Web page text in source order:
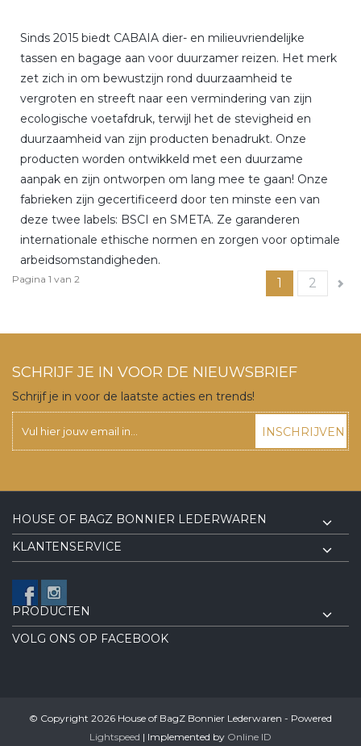
Sinds 2015 biedt CABAIA dier- en milieuvriendelijke
tassen en bagage aan voor duurzamer reizen. Het merk
zet zich in om bewustzijn rond duurzaamheid te
vergroten en streeft naar een vermindering van zijn
ecologische voetafdruk, terwijl het de stevigheid en
duurzaamheid van zijn producten benadrukt. Onze
producten worden ontwikkeld met een duurzame
aanpak en zijn ontworpen om lang mee te gaan! Onze
fabrieken zijn gecertificeerd door ten minste een van
deze twee labels: BSCI en SMETA. Ze garanderen
internationale ethische normen en zorgen voor optimale
arbeidsomstandigheden.
Pagina 1 van 2 1 2
SCHRIJF JE IN VOOR DE NIEUWSBRIEF
Schrijf je in voor de laatste acties en trends!
INSCHRIJVEN
HOUSE OF BAGZ BONNIER LEDERWAREN
KLANTENSERVICE
PRODUCTEN
VOLG ONS OP FACEBOOK
© Copyright 2026 House of BagZ Bonnier Lederwaren - Powered
Lightspeed | Implemented by Online ID